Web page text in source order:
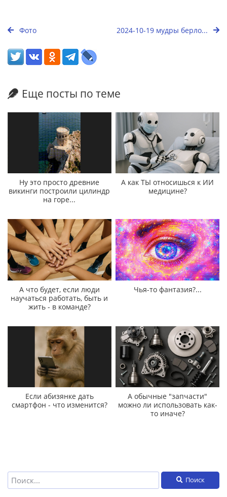
Фото 2024-10-19 мудры берло...
Еще посты по теме
Ну это просто древние
викинги построили цилиндр
на горе...
А как ТЫ относишься к ИИ
медицине?
А что будет, если люди
научаться работать, быть и
жить - в команде?
Чья-то фантазия?...
Если абизянке дать
смартфон - что изменится?
А обычные "запчасти"
можно ли использовать как-
то иначе?
Поиск